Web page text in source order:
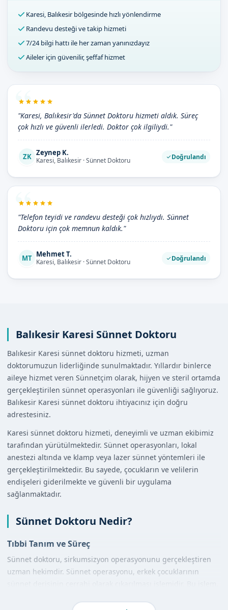
Karesi, Balıkesir bölgesinde hızlı yönlendirme
Randevu desteği ve takip hizmeti
7/24 bilgi hattı ile her zaman yanınızdayız
Aileler için güvenilir, şeffaf hizmet
"Karesi, Balıkesir'da Sünnet Doktoru hizmeti aldık. Süreç
çok hızlı ve güvenli ilerledi. Doktor çok ilgiliydi."
ZK Zeynep K.
Karesi, Balıkesir · Sünnet Doktoru Doğrulandı
"Telefon teyidi ve randevu desteği çok hızlıydı. Sünnet
Doktoru için çok memnun kaldık."
MT Mehmet T.
Karesi, Balıkesir · Sünnet Doktoru Doğrulandı
Balıkesir Karesi Sünnet Doktoru
Balıkesir Karesi sünnet doktoru hizmeti, uzman
doktorumuzun liderliğinde sunulmaktadır. Yıllardır binlerce
aileye hizmet veren Sünnetçim olarak, hijyen ve steril ortamda
gerçekleştirilen sünnet operasyonları ile güvenliği sağlıyoruz.
Balıkesir Karesi sünnet doktoru ihtiyacınız için doğru
adrestesiniz.
Karesi sünnet doktoru hizmeti, deneyimli ve uzman ekibimiz
tarafından yürütülmektedir. Sünnet operasyonları, lokal
anestezi altında ve klamp veya lazer sünnet yöntemleri ile
gerçekleştirilmektedir. Bu sayede, çocukların ve velilerin
endişeleri giderilmekte ve güvenli bir uygulama
sağlanmaktadır.
Sünnet Doktoru Nedir?
Tıbbi Tanım ve Süreç
Sünnet doktoru, sirkumsizyon operasyonunu gerçekleştiren
uzman hekimdir. Sünnet operasyonu, erkek çocuklarının